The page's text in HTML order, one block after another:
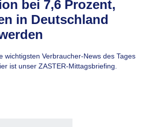
bei 7,6 Prozent,
in Deutschland
wichtigsten Verbraucher-News des Tages
ist unser ZASTER-Mittagsbriefing.